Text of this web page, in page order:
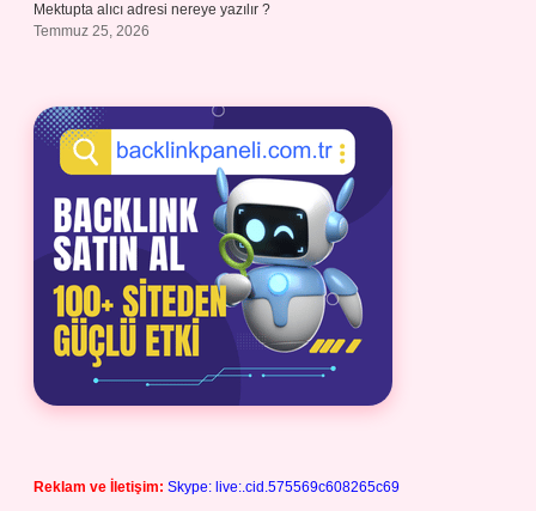
Mektupta alıcı adresi nereye yazılır ?
Temmuz 25, 2026
Reklam ve İletişim: Skype: live:.cid.575569c608265c69